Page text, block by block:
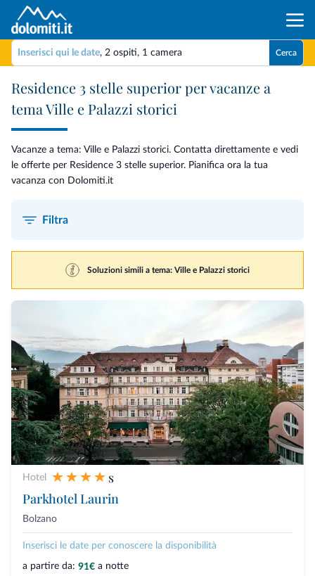
Inserisci qui le date, 2 ospiti, 1 camera Cerca
Residence 3 stelle superior per vacanze a
tema Ville e Palazzi storici
Vacanze a tema: Ville e Palazzi storici. Contatta direttamente e vedi
le offerte per Residence 3 stelle superior. Pianifica ora la tua
vacanza con Dolomiti.it
Filtra
Soluzioni simili a tema: Ville e Palazzi storici
Hotel
s
Parkhotel Laurin
Bolzano
Inserisci le date per conoscere la disponibilità
a partire da: 91€ a notte